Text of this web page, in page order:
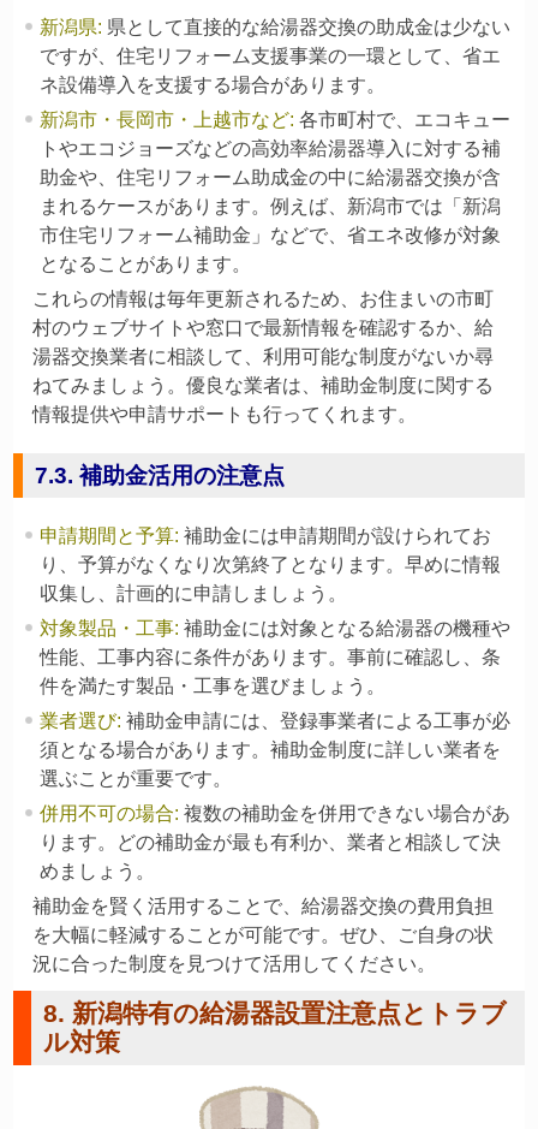
新潟県: 県として直接的な給湯器交換の助成金は少ない
ですが、住宅リフォーム支援事業の一環として、省エ
ネ設備導入を支援する場合があります。
新潟市・長岡市・上越市など: 各市町村で、エコキュー
トやエコジョーズなどの高効率給湯器導入に対する補
助金や、住宅リフォーム助成金の中に給湯器交換が含
まれるケースがあります。例えば、新潟市では「新潟
市住宅リフォーム補助金」などで、省エネ改修が対象
となることがあります。
これらの情報は毎年更新されるため、お住まいの市町
村のウェブサイトや窓口で最新情報を確認するか、給
湯器交換業者に相談して、利用可能な制度がないか尋
ねてみましょう。優良な業者は、補助金制度に関する
情報提供や申請サポートも行ってくれます。
7.3. 補助金活用の注意点
申請期間と予算: 補助金には申請期間が設けられてお
り、予算がなくなり次第終了となります。早めに情報
収集し、計画的に申請しましょう。
対象製品・工事: 補助金には対象となる給湯器の機種や
性能、工事内容に条件があります。事前に確認し、条
件を満たす製品・工事を選びましょう。
業者選び: 補助金申請には、登録事業者による工事が必
須となる場合があります。補助金制度に詳しい業者を
選ぶことが重要です。
併用不可の場合: 複数の補助金を併用できない場合があ
ります。どの補助金が最も有利か、業者と相談して決
めましょう。
補助金を賢く活用することで、給湯器交換の費用負担
を大幅に軽減することが可能です。ぜひ、ご自身の状
況に合った制度を見つけて活用してください。
8. 新潟特有の給湯器設置注意点とトラブ
ル対策